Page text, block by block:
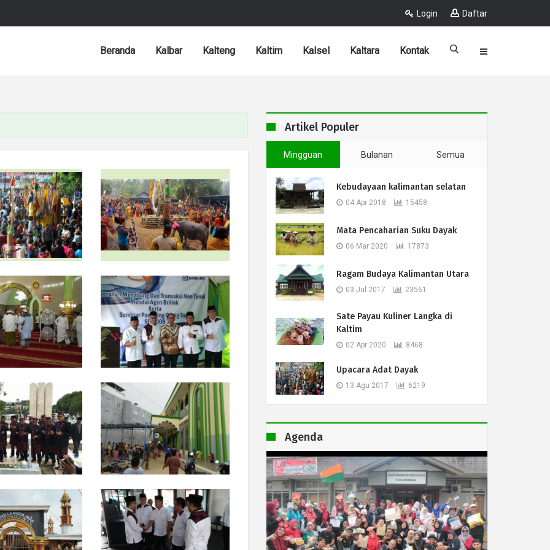
Login Daftar
Beranda Kalbar Kalteng Kaltim Kalsel Kaltara Kontak
Artikel Populer
Mingguan Bulanan Semua
Kebudayaan kalimantan selatan
04 Apr 2018 15458
Mata Pencaharian Suku Dayak
06 Mar 2020 17873
Ragam Budaya Kalimantan Utara
03 Jul 2017 23561
Sate Payau Kuliner Langka di
Kaltim
02 Apr 2020 8468
Upacara Adat Dayak
13 Agu 2017 6219
Agenda